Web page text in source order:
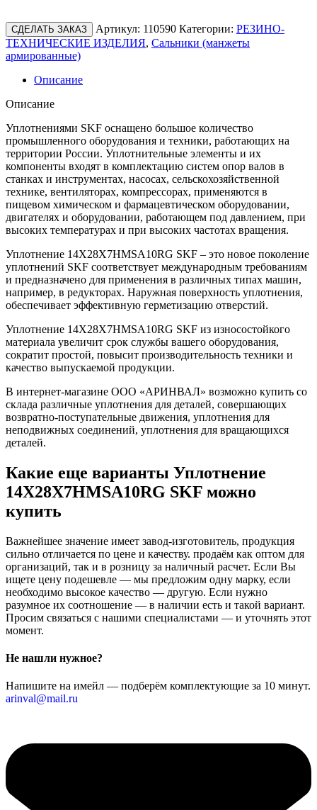
СДЕЛАТЬ ЗАКАЗ Артикул: 110590 Категории: РЕЗИНО-
ТЕХНИЧЕСКИЕ ИЗДЕЛИЯ, Сальники (манжеты
армированные)
Описание
Описание
Уплотнениями SKF оснащено большое количество
промышленного оборудования и техники, работающих на
территории России. Уплотнительные элементы и их
компоненты входят в комплектацию систем опор валов в
станках и инструментах, насосах, сельскохозяйственной
технике, вентиляторах, компрессорах, применяются в
пищевом химическом и фармацевтическом оборудовании,
двигателях и оборудовании, работающем под давлением, при
высоких температурах и при высоких частотах вращения.
Уплотнение 14X28X7HMSA10RG SKF – это новое поколение
уплотнений SKF соответствует международным требованиям
и предназначено для применения в различных типах машин,
например, в редукторах. Наружная поверхность уплотнения,
обеспечивает эффективную герметизацию отверстий.
Уплотнение 14X28X7HMSA10RG SKF из износостойкого
материала увеличит срок службы вашего оборудования,
сократит простой, повысит производительность техники и
качество выпускаемой продукции.
В интернет-магазине ООО «АРИНВАЛ» возможно купить со
склада различные уплотнения для деталей, совершающих
возвратно-поступательные движения, уплотнения для
неподвижных соединений, уплотнения для вращающихся
деталей.
Какие еще варианты Уплотнение
14X28X7HMSA10RG SKF можно
купить
Важнейшее значение имеет завод-изготовитель, продукция
сильно отличается по цене и качеству. продаём как оптом для
организаций, так и в розницу за наличный расчет. Если Вы
ищете цену подешевле — мы предложим одну марку, если
необходимо высокое качество — другую. Если нужно
разумное их соотношение — в наличии есть и такой вариант.
Просим связаться с нашими специалистами — и уточнять этот
момент.
Не нашли нужное?
Напишите на имейл — подберём комплектующие за 10 минут.
arinval@mail.ru